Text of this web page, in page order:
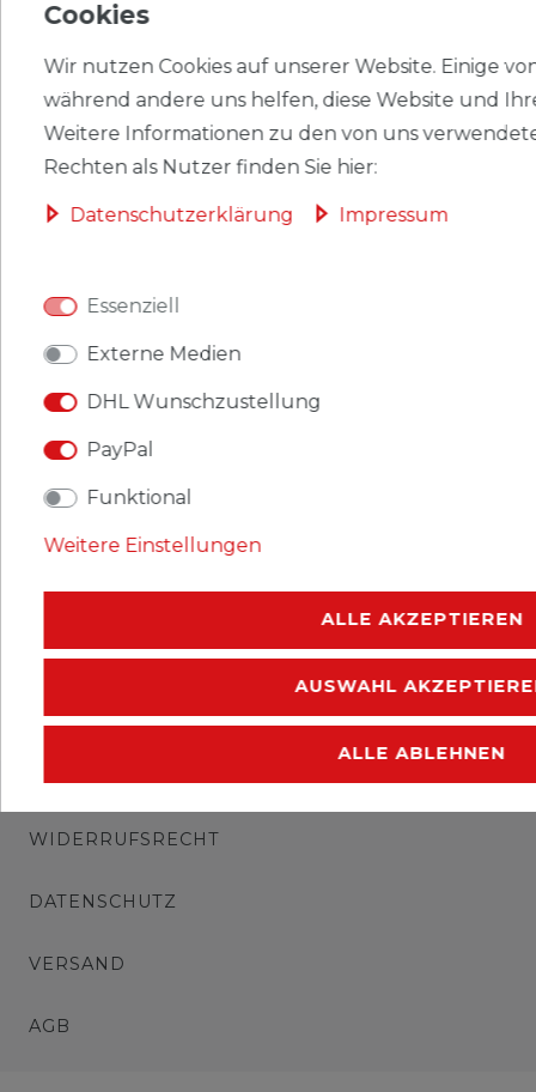
Briefmarken Dänemark 2004 Mi 1360 (kompl.Ausg.)
postfrisch Kinder.
Produkt: Briefmarken.
Gebiet: Dänemark
Ausgabeanlass: 2004 Kinder.
Titel: 1360 (kompl.Ausg.).
Katalognummern: 1360.
Ausgabejahr: 2004.
WIDERRUFSRECHT
DATENSCHUTZ
VERSAND
AGB
Cookies
Wir nutzen Cookies auf unserer Website. Einige
während andere uns helfen, diese Website und
Weitere Informationen zu den von uns
Rechten als Nutzer finden Sie hier:
Daten­schutz­erklärung Impressum
Essenziell
Externe Medien
DHL Wunschzustellung
PayPal
Funktional
Weitere Einstellungen
ALLE AKZEPTIEREN
AUSWAHL
ALLE ABLEHNEN